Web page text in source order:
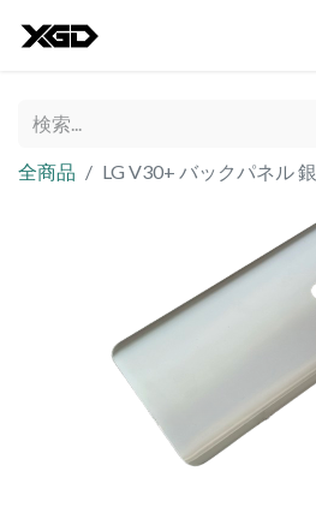
全商品 LG V30+ バックパネル 銀